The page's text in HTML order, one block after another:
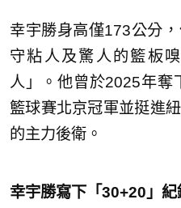
幸宇勝身高僅173公分
守粘人及驚人的籃板
人」。他曾於2025年奪
籃球賽北京冠軍並挺進
的主力後衛。
幸宇勝寫下「30+20」